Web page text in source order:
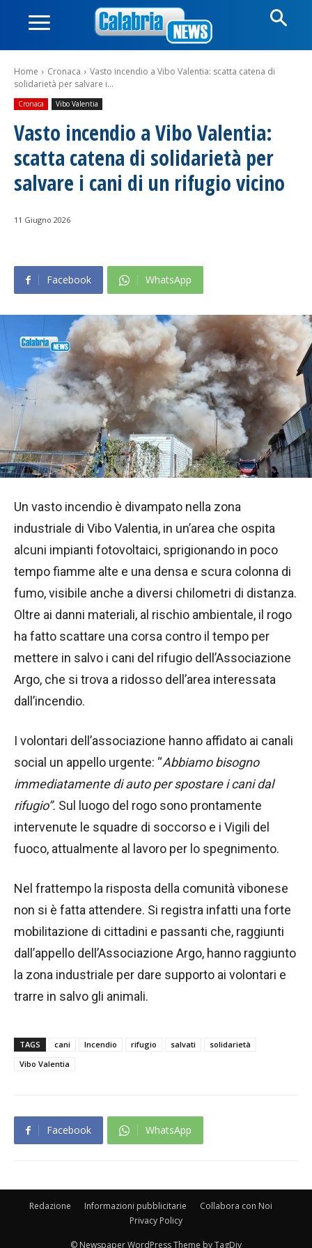
Home Cronaca
Vasto incendio a Vibo Valentia: scatta catena di
solidarietà per salvare i...
Cronaca Vibo Valentia
Vasto incendio a Vibo Valentia:
scatta catena di solidarietà per
salvare i cani di un rifugio vicino
11 Giugno 2026
Facebook WhatsApp
Un vasto incendio è divampato nella zona
industriale di Vibo Valentia, in un’area che ospita
alcuni impianti fotovoltaici, sprigionando in poco
tempo fiamme alte e una densa e scura colonna di
fumo, visibile anche a diversi chilometri di distanza.
Oltre ai danni materiali, al rischio ambientale, il rogo
ha fatto scattare una corsa contro il tempo per
mettere in salvo i cani del rifugio dell’Associazione
Argo, che si trova a ridosso dell’area interessata
dall’incendio.
I volontari dell’associazione hanno affidato ai canali
social un appello urgente: “Abbiamo bisogno
immediatamente di auto per spostare i cani dal
rifugio”. Sul luogo del rogo sono prontamente
intervenute le squadre di soccorso e i Vigili del
fuoco, attualmente al lavoro per lo spegnimento.
Nel frattempo la risposta della comunità vibonese
non si è fatta attendere. Si registra infatti una forte
mobilitazione di cittadini e passanti che, raggiunti
dall’appello dell’Associazione Argo, hanno raggiunto
la zona industriale per dare supporto ai volontari e
trarre in salvo gli animali.
TAGS cani Incendio rifugio salvati
solidarietà
Vibo Valentia
Facebook WhatsApp
Redazione Informazioni pubblicitarie
Collabora con Noi
Privacy Policy
© Newspaper WordPress Theme by TagDiv